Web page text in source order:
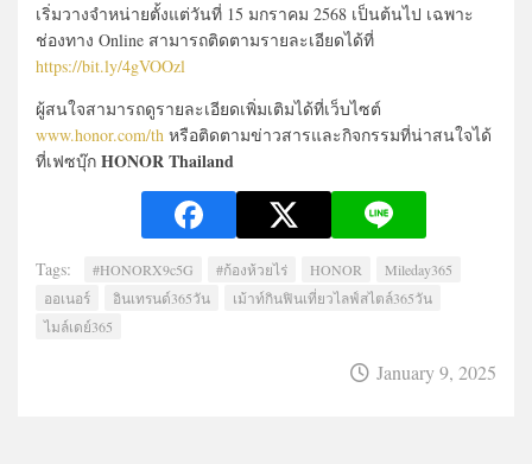
เริ่มวางจำหน่ายตั้งแต่วันที่ 15 มกราคม 2568 เป็นต้นไป เฉพาะ
ช่องทาง Online สามารถติดตามรายละเอียดได้ที่
https://bit.ly/4gVOOzl
ผู้สนใจสามารถดูรายละเอียดเพิ่มเติมได้ที่เว็บไซต์
www.honor.com/th หรือติดตามข่าวสารและกิจกรรมที่น่าสนใจได้
ที่เฟซบุ๊ก HONOR Thailand
Tags: #HONORX9c5G #ก้องห้วยไร่ HONOR
Mileday365
ออเนอร์
อินเทรนด์365วัน
เม้าท์กินฟินเที่ยวไลฟ์สไตล์365วัน
ไมล์เดย์365
January 9, 2025